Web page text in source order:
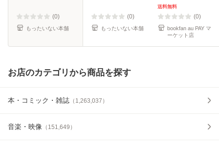
(0)
もったいない本舗
(0)
もったいない本舗
送料無料
(0)
bookfan au PAY マ
ーケット店
お店のカテゴリから商品を探す
本・コミック・雑誌 （ 1,263,037 ）
音楽・映像 （ 151,649 ）